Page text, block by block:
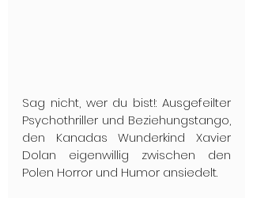
Sag nicht, wer du bist!: Ausgefeilter
Psychothriller und Beziehungstango,
den Kanadas Wunderkind Xavier
Dolan eigenwillig zwischen den
Polen Horror und Humor ansiedelt.